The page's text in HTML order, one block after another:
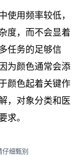
使用频率较低，
度，而不会显着
任务的足够信
为颜色通常会添
颜色起着关键作
，对象分类和医
求。
仔细甄别